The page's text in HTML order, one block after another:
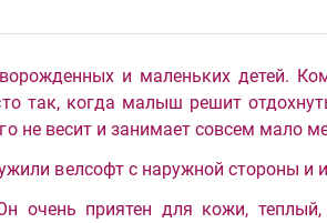
и маленьких детей.
так, когда малыш решит
не весит и занимает совсем мало
велсофт с наружной стороны и
очень приятен для кожи,